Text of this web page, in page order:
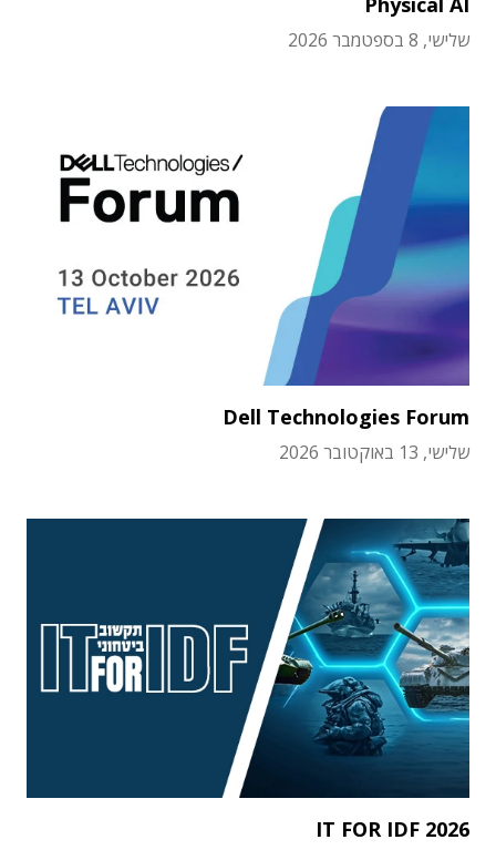
שלישי, 8 בספטמבר 2026
Dell Technologies Forum
שלישי, 13 באוקטובר 2026
IT FOR IDF 2026